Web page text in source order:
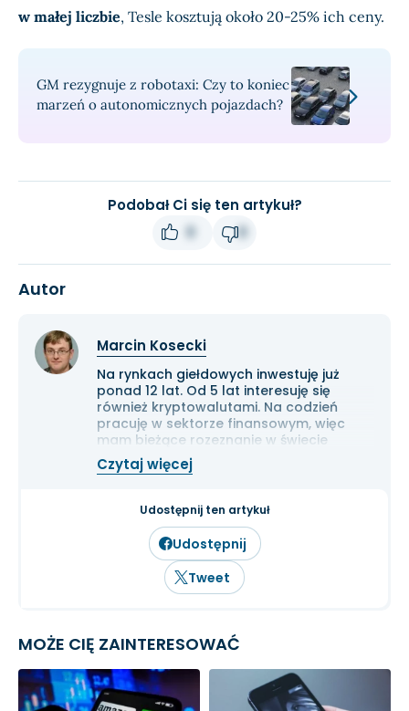
w małej liczbie, Tesle kosztują około 20-25% ich ceny.
GM rezygnuje z robotaxi: Czy to koniec
marzeń o autonomicznych pojazdach?
Podobał Ci się ten artykuł?
Autor
Marcin Kosecki
Na rynkach giełdowych inwestuję już
ponad 12 lat. Od 5 lat interesuję się
również kryptowalutami. Na codzień
pracuję w sektorze finansowym, więc
mam bieżące rozeznanie w świecie
gospodarki i ekonomii. Cenię przede
wszystkim solidną analizę
inwestowanie długoterminowe.
Czytaj więcej
Udostępnij ten artykuł
Udostępnij
Tweet
MOŻE CIĘ ZAINTERESOWAĆ